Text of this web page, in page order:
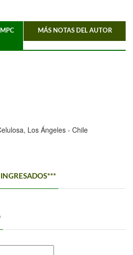
MÁS NOTAS DEL AUTOR
Los Ángeles - Chile